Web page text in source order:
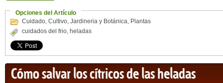
Opciones del Artículo
Cuidado, Cultivo, Jardineria y Botánica, Plantas
cuidados del frio, heladas
Cómo salvar los cítricos de las heladas